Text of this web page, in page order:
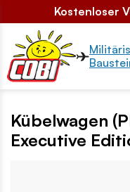
Kostenloser
Kübelwagen
Executive